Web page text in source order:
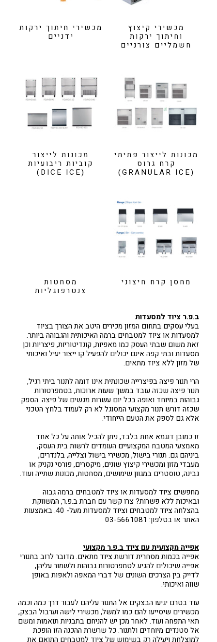
מכשירי קיצוץ
וחיתוך ירקות
חשמליים צורניים
מכשירי חיתוך ירקות
ידניים
מכונות לייצור פתיתי
קרח גרוס
(GRANULAR ICE)
מכונות לייצור
קוביות ריבועיות
(DICE ICE)
מחסן קרח חיצוני
מסחטות
צנטרפוגליות
ב.פ.ר ציוד למסעדות
בעלי עסקים בתחום המזון מכירים היטב את הצורך בציוד
למסעדות או ציוד למטבחים ברמה האיכותית והגבוהה ביותר.
זאת משום שבתי העסק כמו מאפיות, קונדיטוריות, פיצריות וכן
מסעדות ובתי קפה אינם יכולים להפעיל קו ייצור יעיל ואיכותי
של מזון ללא ציוד מתאים.
הרי תנור פיצה בפיצרייה שכונתית אינו דומה לתנור ביתי רגיל,
תנור פיצה שכזה עובד במשך שעות ארוכות, בטמפרטורות
גבוהות במיוחד ואופה בכל יום עשרות מגשים של פיצה. הספק
שכזה דורש תנור מקצועי המסוגל לא רק לעמוד בלחץ הטכני
אלא גם לספק את הטעם הייחודי.
זו כמובן דוגמא אחת בלבד, ניתן להכיל אותה על כל אחד
מאמצעי המטבח המקצועיים העומדים לרשות בית העסק,
ביניהם גם: תנורי בישול, מכשירי בישול וצלייה, בלנדרים,
מעבדי מזון ומכשירי קיצוץ שונים, מיקסרים, פורסי נקניק או
גבינה, טוסטרים במגוון שימושים, מסחטות, מכונות שתייה ועוד.
מחפשים ציוד למסעדות או ציוד למטבחים ברמה גבוה
ובאיכות ללא פשרות? צרו קשר עם חברת ב.פ.ר, המשווקת
בהצלחה ציוד למטבחים וציוד למסעדות מעל- 40. באמצעות
האתר או בטלפון: 03-5661081
אפייה מקצועית עם ציוד ב.פ.ר מקצועי
אפייה בכמות מסחרית דורשת ציוד מתאים. מדובר לרוב בתנורי
אפייה שיכולים להגיע לטמפרטורות גבוהות ולשמור עליהן,
לדייק בין הצרכים השונים של דברי המאפה ולאפות באופן
שווה ואיכותי.
עוד בטרם יגיעו הבצקים אל התנור עליהם לעבור דרך כמה וכמה
מכשירים שיסייעו להם כמו למשל, מכשירי לישה וערבול הבצק,
תאי התפחה ועוד. לאחר מכן יש להניחם בתבניות תואמות ומשם
אל סטנדים מיוחדים ולתנור. כל שרשרת ההכנה הזו הופכת
למוצלחת ויעילה רק בשימוש של ציוד למטבחים התואם את